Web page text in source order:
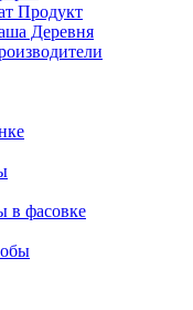
Продукт
Деревня
в фасовке